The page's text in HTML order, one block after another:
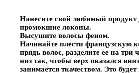
Нанесите свой любимый продукт
промокшие локоны.
Высушите волосы феном.
Начинайте плести французскую
прядь волос, разделите ее на три
низ так, чтобы верх оказался
занимается ткачеством. Это